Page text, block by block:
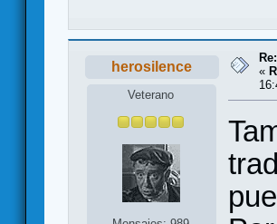
herosilence
Veterano
«